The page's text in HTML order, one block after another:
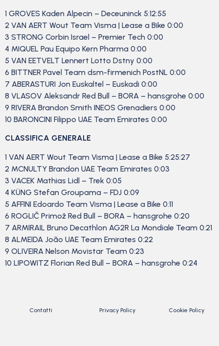
1 GROVES Kaden Alpecin – Deceuninck 5:12:55
2 VAN AERT Wout Team Visma | Lease a Bike 0:00
3 STRONG Corbin Israel – Premier Tech 0:00
4 MIQUEL Pau Equipo Kern Pharma 0:00
5 VAN EETVELT Lennert Lotto Dstny 0:00
6 BITTNER Pavel Team dsm-firmenich PostNL 0:00
7 ABERASTURI Jon Euskaltel – Euskadi 0:00
8 VLASOV Aleksandr Red Bull – BORA – hansgrohe 0:00
9 RIVERA Brandon Smith INEOS Grenadiers 0:00
10 BARONCINI Filippo UAE Team Emirates 0:00
CLASSIFICA GENERALE
1 VAN AERT Wout Team Visma | Lease a Bike 5:25:27
2 MCNULTY Brandon UAE Team Emirates 0:03
3 VACEK Mathias Lidl – Trek 0:05
4 KÜNG Stefan Groupama – FDJ 0:09
5 AFFINI Edoardo Team Visma | Lease a Bike 0:11
6 ROGLIČ Primož Red Bull – BORA – hansgrohe 0:20
7 ARMIRAIL Bruno Decathlon AG2R La Mondiale Team 0:21
8 ALMEIDA João UAE Team Emirates 0:22
9 OLIVEIRA Nelson Movistar Team 0:23
10 LIPOWITZ Florian Red Bull – BORA – hansgrohe 0:24
Contatti Privacy Policy Cookie Policy